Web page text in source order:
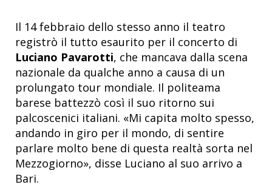
Il 14 febbraio dello stesso anno il teatro
registrò il tutto esaurito per il concerto di
Luciano Pavarotti, che mancava dalla scena
nazionale da qualche anno a causa di un
prolungato tour mondiale. Il politeama
barese battezzò così il suo ritorno sui
palcoscenici italiani. «Mi capita molto spesso,
andando in giro per il mondo, di sentire
parlare molto bene di questa realtà sorta nel
Mezzogiorno», disse Luciano al suo arrivo a
Bari.